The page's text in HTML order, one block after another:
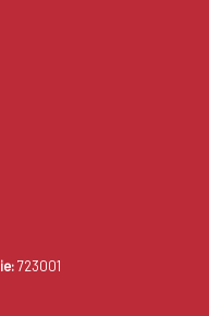
723001